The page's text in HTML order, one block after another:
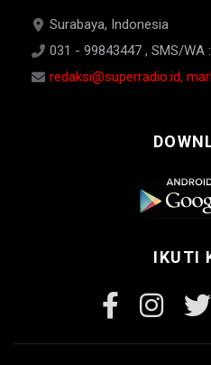
Surabaya, Indonesia
031 - 99843447 , SMS/WA
redaksi@superradio.id,
IKUTI